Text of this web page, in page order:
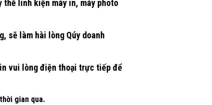
thế linh kiện máy in, máy photo
sẽ làm hài lòng Qúy doanh
vui lòng điện thoại trực tiếp để
gian qua.